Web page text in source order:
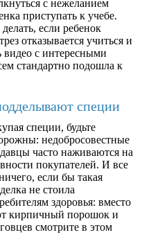
с нежеланием
приступать к учебе.
если ребенок
отказывается учиться и
видео с интересными
стандартно подошла к
специи
специи, будьте
недобросовестные
часто наживаются на
покупателей. И все
если бы такая
не стоила
здоровья: вместо
кирпичный порошок и
смотрите в этом